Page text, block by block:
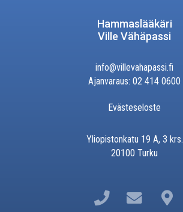
Hammaslääkäri
Ville Vähäpassi
info@villevahapassi.fi
Ajanvaraus: 02 414 0600
Evästeseloste
Yliopistonkatu 19 A, 3 krs.
20100 Turku